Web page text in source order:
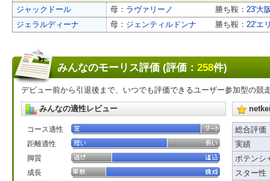
ジャックドール
母： ラヴァリーノ 勝ち鞍： 23'大
ジェラルディーナ
母： ジェンティルドンナ 勝ち鞍： 22'エ
みんなのモーリス評価 (評価： 258件)
デビュー前から引退後まで、いつでも評価できるユーザー参加型の競
みんなの適性レビュー
コース適性
距離適性
脚質
成長
総合評価
実績
ポテンシ
スター性